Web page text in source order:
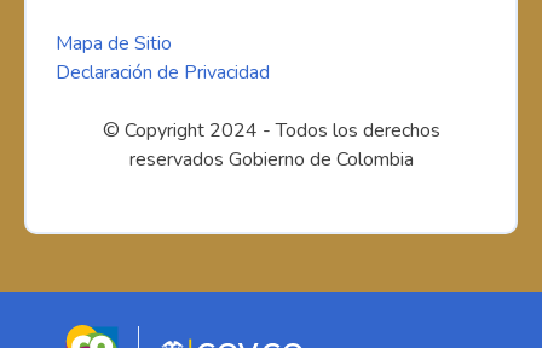
Mapa de Sitio
Declaración de Privacidad
© Copyright 2024 - Todos los derechos
reservados Gobierno de Colombia